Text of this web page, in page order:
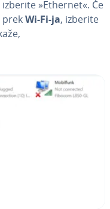
»Ethernet«. Če
prekWi-Fi-ja, izberite